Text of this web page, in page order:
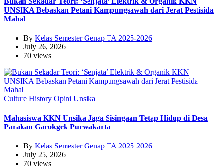
UNSIKA Bebaskan Petani Kampungsawah dari Jerat Pestisida
Mahal
By Kelas Semester Genap TA 2025-2026
July 26, 2026
70 views
Culture History Opini Unsika
Mahasiswa KKN Unsika Jaga Sisingaan Tetap Hidup di Desa
Parakan Garokgek Purwakarta
By Kelas Semester Genap TA 2025-2026
July 25, 2026
70 views